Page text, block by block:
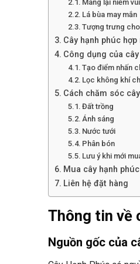
Mang lại niềm
Lá bùa may mắn
Tượng trưng cho
Cây hạnh phúc hợp
Công dụng của
Tạo điểm nhấn
Lọc không khí
Cách chăm sóc
Đất trồng
Ánh sáng
Nước tưới
Phân bón
Lưu ý khi mới
Mua cây hạnh
Liên hệ đặt hàng
Thông tin về
Nguồn gốc của